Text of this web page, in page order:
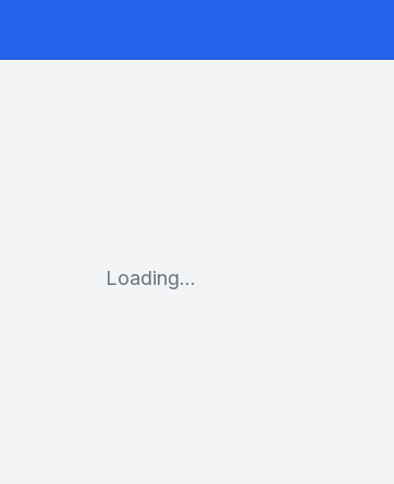
Loading...